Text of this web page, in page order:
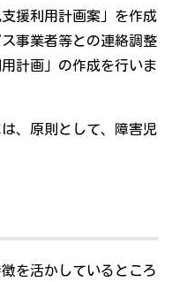
援利用計画案」を作成
事業者等との連絡調整
計画」の作成を行いま
、原則として、障害児
を活かしているところ